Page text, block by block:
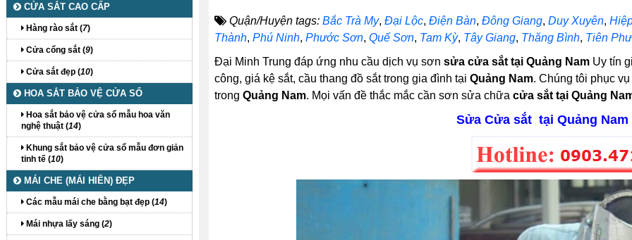
Quận/Huyện tags: Bắc Trà My, Đại Lộc, Điện Bàn, Đông Giang, Duy Xuyên,
Thành, Phú Ninh, Phước Sơn, Quế Sơn, Tam Kỳ, Tây Giang, Thăng Bình, Tiên
Đại Minh Trung đáp ứng nhu cầu dịch vụ sơn sửa cửa sắt tại Quảng NamUy tín
công, giá kệ sắt, cầu thang đồ sắt trong gia đình tại Quảng Nam. Chúng tôi phục
trong Quảng Nam. Mọi vấn đề thắc mắc cần sơn sửa chữa cửa sắt tại Quảng
Sửa Cửa sắt tại Quảng
CỬA SẮT CAO CẤP
Hàng rào sắt (7)
Cửa cổng sắt (9)
Cửa sắt đẹp (10)
HOA SẮT BẢO VỆ CỬA SỔ
Hoa sắt bảo vệ cửa sổ mẫu hoa văn
nghệ thuật (14)
Khung sắt bảo vệ cửa sổ mẫu đơn giản
tinh tế (10)
MÁI CHE (MÁI HIÊN) ĐẸP
Các mẫu mái che bằng bạt đẹp (14)
Mái nhựa lấy sáng (2)